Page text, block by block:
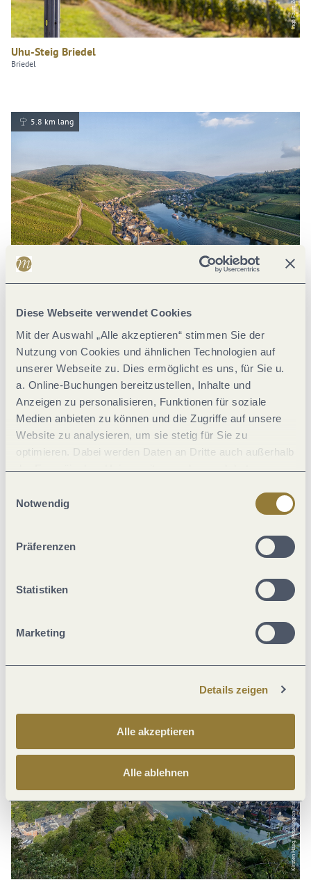
Diese Webseite verwendet Cookies
Mit der Auswahl „Alle akzeptieren“ stimmen Sie der
Nutzung von Cookies und ähnlichen Technologien auf
unserer Webseite zu. Dies ermöglicht es uns, für Sie u.
a. Online-Buchungen bereitzustellen, Inhalte und
Anzeigen zu personalisieren, Funktionen für soziale
Medien anbieten zu können und die Zugriffe auf unsere
Website zu analysieren, um sie stetig für Sie zu
optimieren. Dabei werden Daten an Dritte auch außerhalb
der Europäischen Union weitergegeben und dort
jederzeit widerrufen werden. Mit der Auswahl "Alle
ablehnen" kann es zu Beeinträchtigungen in der Nutzung
Notwendig
Präferenzen
Statistiken
Marketing
Details zeigen
Alle akzeptieren
Alle ablehnen
Uhu-Steig Briedel
Briedel
5.8 km lang
"Pissamann" Weinlehrpfad Zell-Merl
Design Karte: h2com.de / Illustration: © Josef Hammen
3.2 km lang
Kirsten Haag, Moselregion Traben-Trarbach Kröv